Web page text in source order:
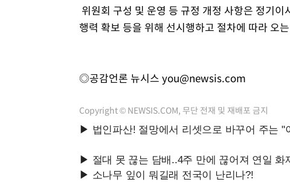
위원회 구성 및 운영 등 규정 개정 사항은 정기
행력 확보 등을 위해 선시행하고 절차에 따라 오
◎공감언론 뉴시스 you@newsis.com
Copyright © NEWSIS.COM, 무단 전재 및 재배포 금지